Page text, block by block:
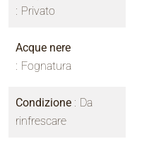
Privato
Acque nere
Fognatura
Condizione
Da
rinfrescare